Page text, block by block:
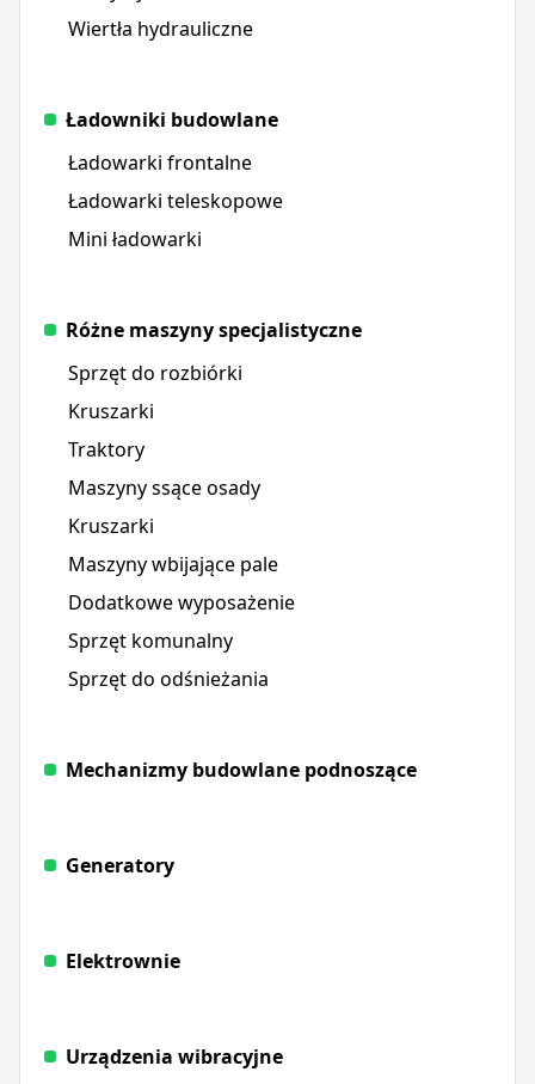
Wiertła hydrauliczne
Ładowniki budowlane
Ładowarki frontalne
Ładowarki teleskopowe
Mini ładowarki
Różne maszyny specjalistyczne
Sprzęt do rozbiórki
Kruszarki
Traktory
Maszyny ssące osady
Kruszarki
Maszyny wbijające pale
Dodatkowe wyposażenie
Sprzęt komunalny
Sprzęt do odśnieżania
Mechanizmy budowlane podnoszące
Generatory
Elektrownie
Urządzenia wibracyjne